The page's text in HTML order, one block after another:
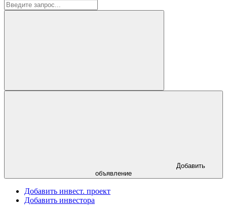
объявление
Добавить инвест. проект
Добавить инвестора